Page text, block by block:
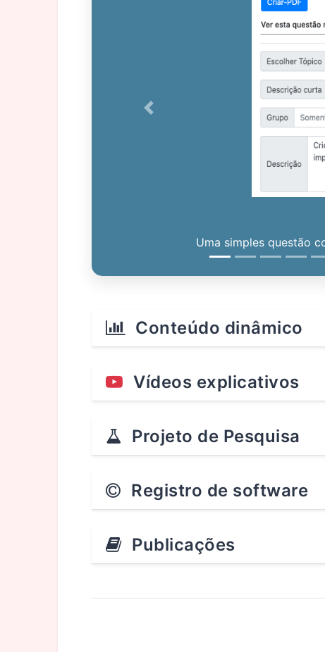
Uma simples questão
Previous
Conteúdo dinâmico
Vídeos explicativos
Projeto de Pesquisa
Registro de software
Publicações